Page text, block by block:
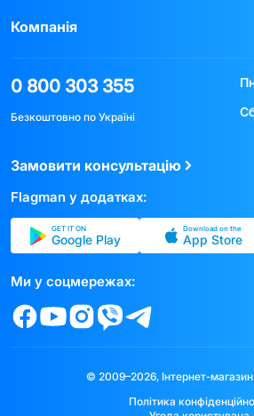
Компанія
0 800 303 355
Безкоштовно по Україні
Замовити консультацію
Flagman у додатках:
GET IT ON
Google Play
Download on the
App Store
Ми у соцмережах:
© 2009–2026, Інтернет-
Політика